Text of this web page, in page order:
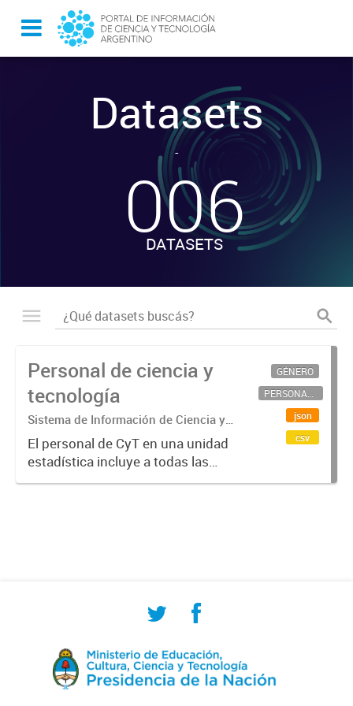
Datasets
-
006
DATASETS
Personal de ciencia y
tecnología
Sistema de Información de Ciencia y
Tecnología Argentino (SICYTAR)
El personal de CyT en una unidad
estadística incluye a todas las
personas involucradas
GÉNERO
PERSONAL CIENTÍFICO-TECNOLÓGICO
json
csv